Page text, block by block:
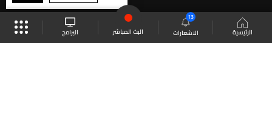
الرئيسية الاشعارات
13
البث المباشر البرامج
موقع البرامج الجدول البث المباشر